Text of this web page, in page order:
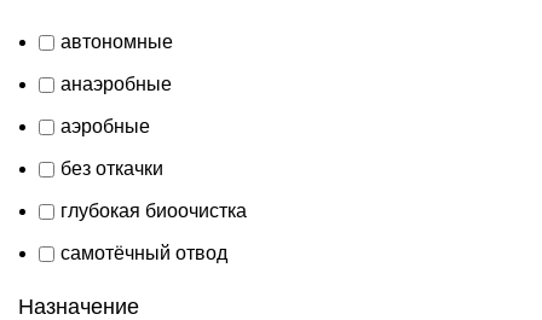
автономные
анаэробные
аэробные
без откачки
глубокая биоочистка
самотёчный отвод
Назначение